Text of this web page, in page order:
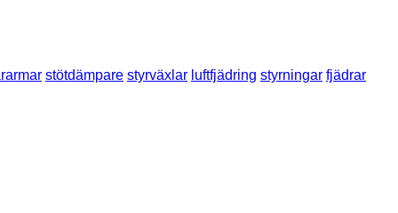
stötdämpare styrväxlar luftfjädring styrningar fjädrar